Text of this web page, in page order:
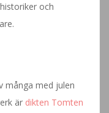
och
många med julen
är dikten Tomten